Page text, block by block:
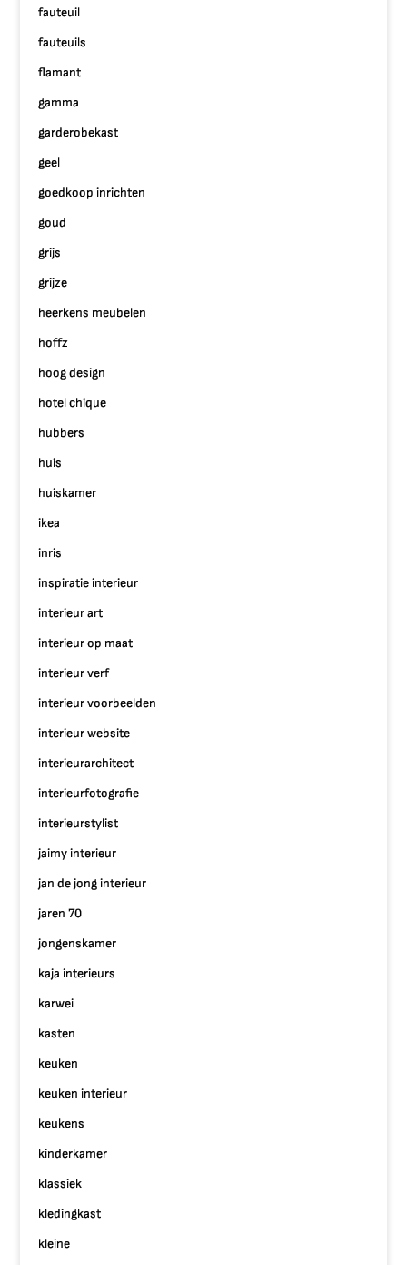
fauteuil
fauteuils
flamant
gamma
garderobekast
geel
goedkoop inrichten
goud
grijs
grijze
heerkens meubelen
hoffz
hoog design
hotel chique
hubbers
huis
huiskamer
ikea
inris
inspiratie interieur
interieur art
interieur op maat
interieur verf
interieur voorbeelden
interieur website
interieurarchitect
interieurfotografie
interieurstylist
jaimy interieur
jan de jong interieur
jaren 70
jongenskamer
kaja interieurs
karwei
kasten
keuken
keuken interieur
keukens
kinderkamer
klassiek
kledingkast
kleine